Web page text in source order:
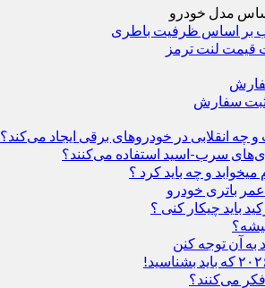
مدل خودرو
بر اساس ظرفیت باطری
قیمت لنت ترمز
ثبت سفارش
چه انقلابی در خودروهای برقی ایجاد می‌کند؟
سرب-اسید استفاده می‌کنند؟
و چه باید کرد ؟
باید چیکار کنی ؟
به آن توجه کنن